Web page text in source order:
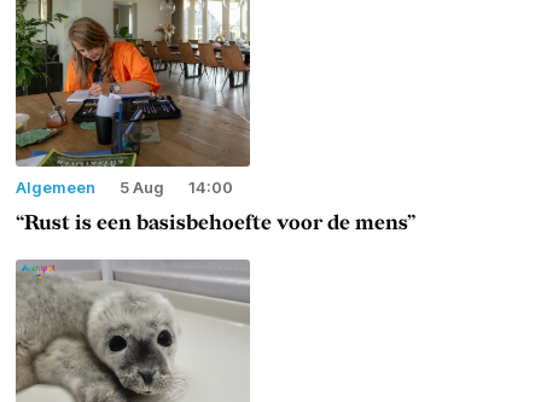
Algemeen 5 Aug 14:00
“Rust is een basisbehoefte voor de mens”